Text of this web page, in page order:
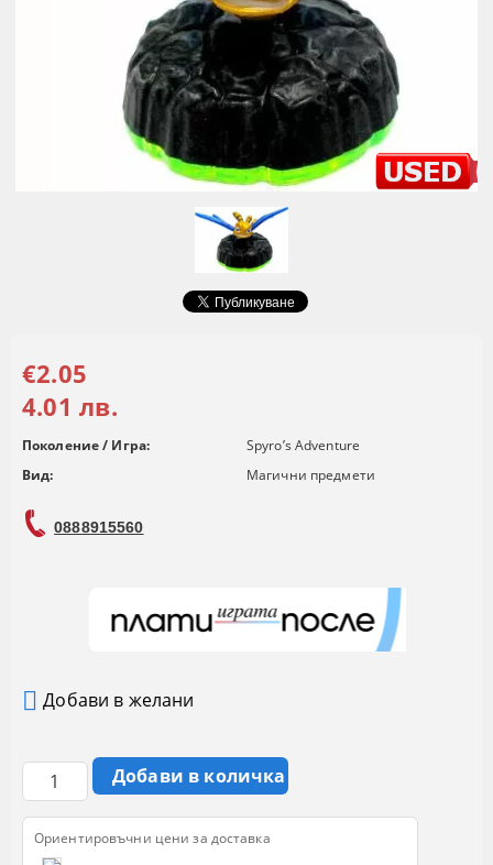
€2.05
4.01 лв.
Поколение / Игра:
Spyro’s Adventure
Вид:
Магични предмети
0888915560
Добави в желани
Ориентировъчни цени за доставка